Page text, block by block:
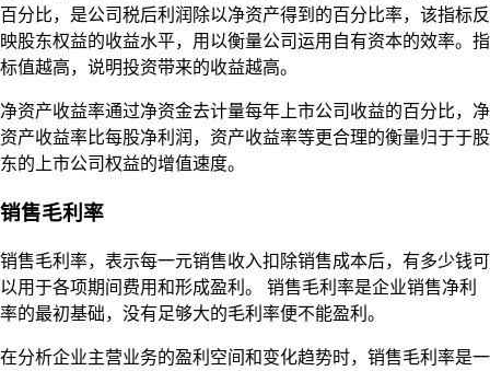
百分比，是公司税后利润除以净资产得到的百分比率，该指标反
映股东权益的收益水平，用以衡量公司运用自有资本的效率。指
标值越高，说明投资带来的收益越高。
净资产收益率通过净资金去计量每年上市公司收益的百分比，净
资产收益率比每股净利润，资产收益率等更合理的衡量归于于股
东的上市公司权益的增值速度。
销售毛利率
销售毛利率，表示每一元销售收入扣除销售成本后，有多少钱可
以用于各项期间费用和形成盈利。 销售毛利率是企业销售净利
率的最初基础，没有足够大的毛利率便不能盈利。
在分析企业主营业务的盈利空间和变化趋势时，销售毛利率是一